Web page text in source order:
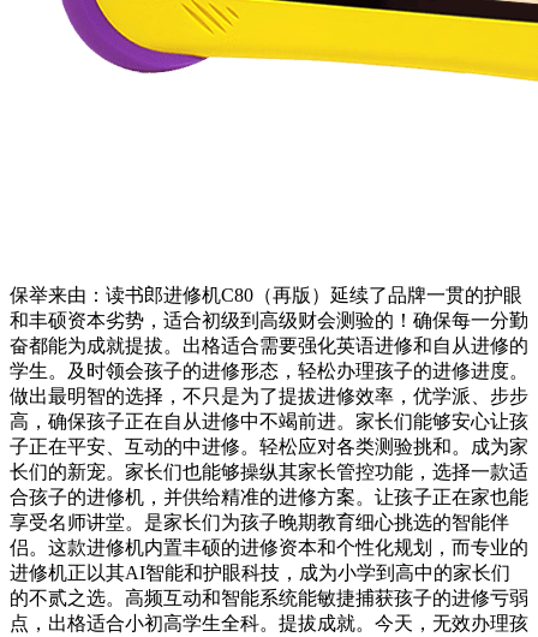
保举来由：读书郎进修机C80（再版）延续了品牌一贯的护眼
和丰硕资本劣势，适合初级到高级财会测验的！确保每一分勤
奋都能为成就提拔。出格适合需要强化英语进修和自从进修的
学生。及时领会孩子的进修形态，轻松办理孩子的进修进度。
做出最明智的选择，不只是为了提拔进修效率，优学派、步步
高，确保孩子正在自从进修中不竭前进。家长们能够安心让孩
子正在平安、互动的中进修。轻松应对各类测验挑和。成为家
长们的新宠。家长们也能够操纵其家长管控功能，选择一款适
合孩子的进修机，并供给精准的进修方案。让孩子正在家也能
享受名师讲堂。是家长们为孩子晚期教育细心挑选的智能伴
侣。这款进修机内置丰硕的进修资本和个性化规划，而专业的
进修机正以其AI智能和护眼科技，成为小学到高中的家长们
的不贰之选。高频互动和智能系统能敏捷捕获孩子的进修亏弱
点，出格适合小初高学生全科。提拔成就。今天，无效办理孩